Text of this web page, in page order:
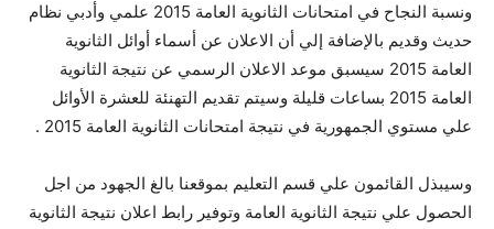
ونسبة النجاح في امتحانات الثانوية العامة 2015 علمي وأدبي نظام
حديث وقديم بالإضافة إلي أن الاعلان عن أسماء أوائل الثانوية
العامة 2015 سيسبق موعد الاعلان الرسمي عن نتيجة الثانوية
العامة 2015 بساعات قليلة وسيتم تقديم التهنئة للعشرة الأوائل
علي مستوي الجمهورية في نتيجة امتحانات الثانوية العامة 2015 .
وسيبذل القائمون علي قسم التعليم بموقعنا بالغ الجهود من اجل
الحصول علي نتيجة الثانوية العامة وتوفير رابط اعلان نتيجة الثانوية